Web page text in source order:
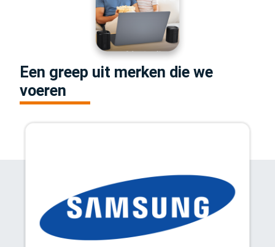
Een greep uit merken die we
voeren